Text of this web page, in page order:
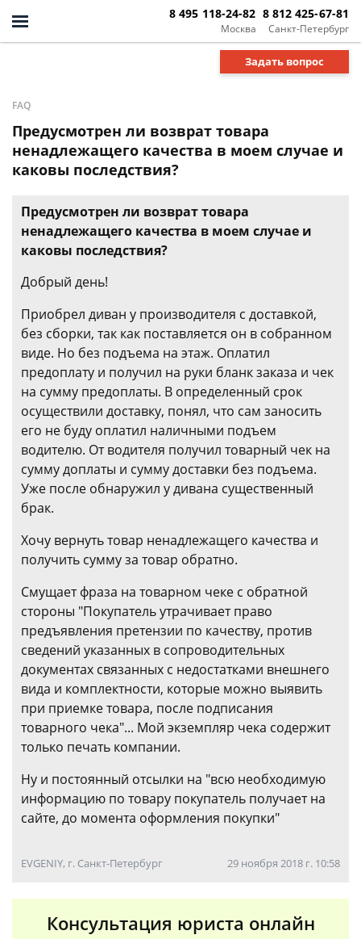
Москва
8 495 118-24-82
Санкт-Петербург
8 812 425-67-81
Задать вопрос
FAQ
Предусмотрен ли возврат товара
ненадлежащего качества в моем случае и
каковы последствия?
Предусмотрен ли возврат товара
ненадлежащего качества в моем случае и
каковы последствия?
Добрый день!
Приобрел диван у производителя с доставкой,
без сборки, так как поставляется он в собранном
виде. Но без подъема на этаж. Оплатил
предоплату и получил на руки бланк заказа и чек
на сумму предоплаты. В определенный срок
осуществили доставку, понял, что сам заносить
его не буду оплатил наличными подъем
водителю. От водителя получил товарный чек на
сумму доплаты и сумму доставки без подъема.
Уже после обнаружил у дивана существенный
брак.
Хочу вернуть товар ненадлежащего качества и
получить сумму за товар обратно.
Смущает фраза на товарном чеке с обратной
стороны "Покупатель утрачивает право
предъявления претензии по качеству, против
сведений указанных в сопроводительных
документах связанных с недостатками внешнего
вида и комплектности, которые можно выявить
при приемке товара, после подписания
товарного чека"... Мой экземпляр чека содержит
только печать компании.
Ну и постоянный отсылки на "всю необходимую
информацию по товару покупатель получает на
сайте, до момента оформления покупки"
EVGENIY, г. Санкт-Петербург 29 ноября 2018 г. 10:58
Консультация юриста онлайн